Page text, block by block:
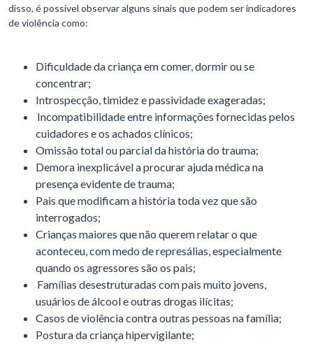
disso, é possível observar alguns sinais que podem ser indicadores
de violência como:
Dificuldade da criança em comer, dormir ou se
concentrar;
Introspecção, timidez e passividade exageradas;
Incompatibilidade entre informações fornecidas pelos
cuidadores e os achados clínicos;
Omissão total ou parcial da história do trauma;
Demora inexplicável a procurar ajuda médica na
presença evidente de trauma;
Pais que modificam a história toda vez que são
interrogados;
Crianças maiores que não querem relatar o que
aconteceu, com medo de represálias, especialmente
quando os agressores são os pais;
Famílias desestruturadas com pais muito jovens,
usuários de álcool e outras drogas ilícitas;
Casos de violência contra outras pessoas na família;
Postura da criança hipervigilante;